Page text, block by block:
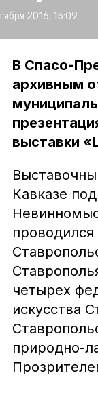
2016, 15:09
В Спасо-
архивным
выставки
Кавказе
четырех
искусства
природно-